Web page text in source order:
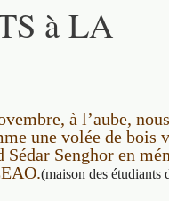
à LA
à l’aube,
une volée de bois
Sédar Senghor en
(maison des étudiants